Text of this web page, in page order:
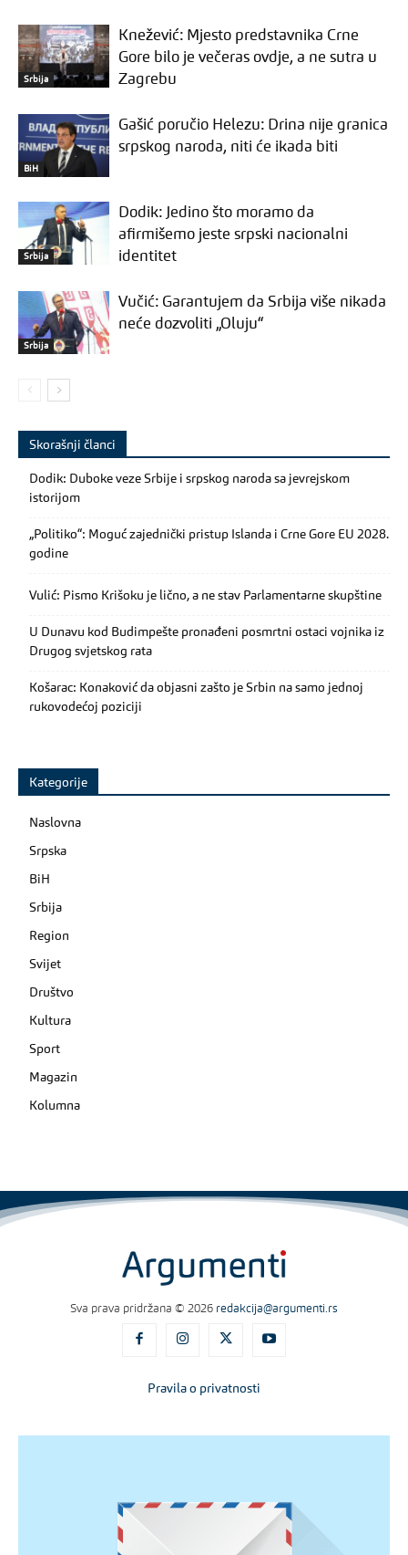
Srbija
Knežević: Mjesto predstavnika Crne
Gore bilo je večeras ovdje, a ne sutra u
Zagrebu
BiH
Gašić poručio Helezu: Drina nije granica
srpskog naroda, niti će ikada biti
Srbija
Dodik: Jedino što moramo da
afirmišemo jeste srpski nacionalni
identitet
Srbija
Vučić: Garantujem da Srbija više nikada
neće dozvoliti „Oluju“
Skorašnji članci
Dodik: Duboke veze Srbije i srpskog naroda sa jevrejskom
istorijom
„Politiko“: Moguć zajednički pristup Islanda i Crne Gore EU 2028.
godine
Vulić: Pismo Krišoku je lično, a ne stav Parlamentarne skupštine
U Dunavu kod Budimpešte pronađeni posmrtni ostaci vojnika iz
Drugog svjetskog rata
Košarac: Konaković da objasni zašto je Srbin na samo jednoj
rukovodećoj poziciji
Kategorije
Naslovna
Srpska
BiH
Srbija
Region
Svijet
Društvo
Kultura
Sport
Magazin
Kolumna
Sva prava pridržana © 2026 redakcija@argumenti.rs
Pravila o privatnosti